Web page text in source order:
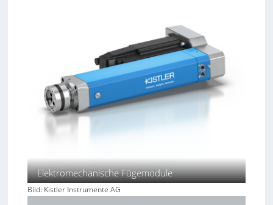
Elektromechanische Fügemodule
Bild: Kistler Instrumente AG